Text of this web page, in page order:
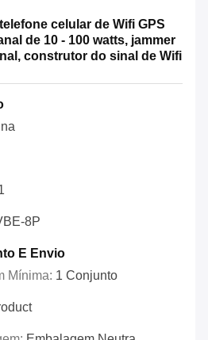
celular de Wifi GPS
de 10 - 100 watts, jammer
construtor do sinal de Wifi
8P
E Envio
Mínima: 1 Conjunto